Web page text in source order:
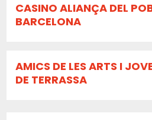
CASINO ALIANÇA DEL
BARCELONA
AMICS DE LES ARTS I
DE TERRASSA